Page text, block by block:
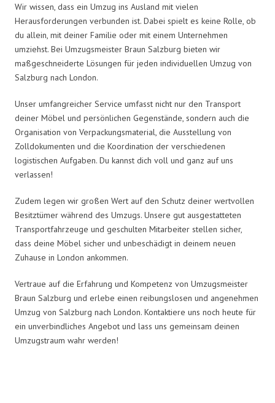
Wir wissen, dass ein Umzug ins Ausland mit vielen
Herausforderungen verbunden ist. Dabei spielt es keine Rolle, ob
du allein, mit deiner Familie oder mit einem Unternehmen
umziehst. Bei Umzugsmeister Braun Salzburg bieten wir
maßgeschneiderte Lösungen für jeden individuellen Umzug von
Salzburg nach London.
Unser umfangreicher Service umfasst nicht nur den Transport
deiner Möbel und persönlichen Gegenstände, sondern auch die
Organisation von Verpackungsmaterial, die Ausstellung von
Zolldokumenten und die Koordination der verschiedenen
logistischen Aufgaben. Du kannst dich voll und ganz auf uns
verlassen!
Zudem legen wir großen Wert auf den Schutz deiner wertvollen
Besitztümer während des Umzugs. Unsere gut ausgestatteten
Transportfahrzeuge und geschulten Mitarbeiter stellen sicher,
dass deine Möbel sicher und unbeschädigt in deinem neuen
Zuhause in London ankommen.
Vertraue auf die Erfahrung und Kompetenz von Umzugsmeister
Braun Salzburg und erlebe einen reibungslosen und angenehmen
Umzug von Salzburg nach London. Kontaktiere uns noch heute für
ein unverbindliches Angebot und lass uns gemeinsam deinen
Umzugstraum wahr werden!